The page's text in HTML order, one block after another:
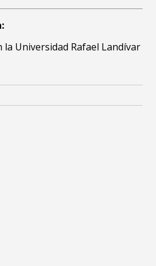
la Universidad Rafael Landívar